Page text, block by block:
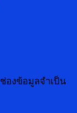
ช่องข้อมูลจำเป็น